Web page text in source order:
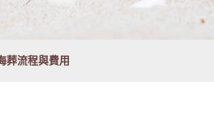
葬流程與費用